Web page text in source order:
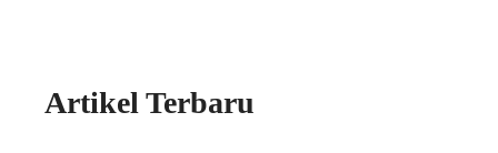
Artikel Terbaru